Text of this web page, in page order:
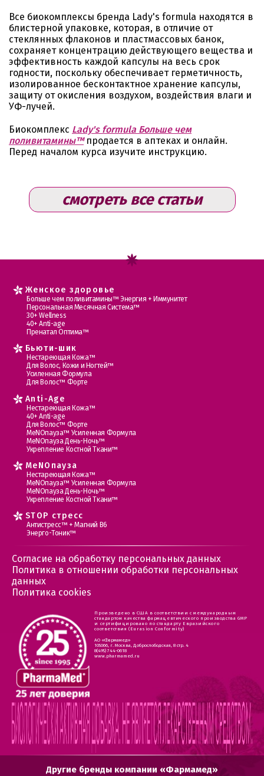
Все биокомплексы бренда Lady's formula находятся в
блистерной упаковке, которая, в отличие от
стеклянных флаконов и пластмассовых банок,
сохраняет концентрацию действующего вещества и
эффективность каждой капсулы на весь срок
годности, поскольку обеспечивает герметичность,
изолированное бесконтактное хранение капсулы,
защиту от окисления воздухом, воздействия влаги и
УФ-лучей.
Биокомплекс Lady's formula Больше чем
поливитамины™продается в аптеках и онлайн.
Перед началом курса изучите инструкцию.
смотреть все статьи
Женское здоровье
Больше чем поливитамины™ Энергия + Иммунитет
Персональная Месячная Система™
30+ Wellness
40+ Anti-age
Пренатал Оптима™
Бьюти-шик
Нестареющая Кожа™
Для Волос, Кожи и Ногтей™
Усиленная Формула
Для Волос™ Форте
Anti-Age
Нестареющая Кожа™
40+ Anti-age
Для Волос™ Форте
МеNOпауза™ Усиленная Формула
МеNOпауза День-Ночь™
Укрепление Костной Ткани™
MеNOпауза
Нестареющая Кожа™
МеNOпауза™ Усиленная Формула
МеNOпауза День-Ночь™
Укрепление Костной Ткани™
STOP стресс
Антистресс™ + Магний В6
Энерго-Тоник™
Согласие на обработку персональных данных
Политика в отношении обработки персональных
данных
Политика cookies
Произведено в США в соответствии с международным
стандартом качества фармацевтического производства GMP
и сертифицировано по стандарту Евразийского
соответствия (Eurasion Conformity)
АО «Фармамед»
105066, г. Москва, Доброслободская, 8 стр. 4
8(495) 744-0618
www.pharmamed.ru
Другие бренды компании «Фармамед»